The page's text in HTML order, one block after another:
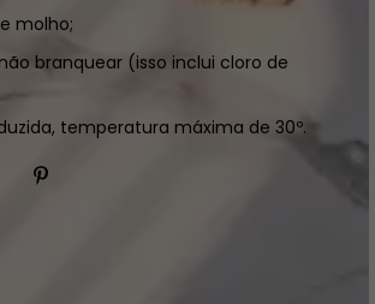
molho;
branquear (isso inclui cloro de
temperatura máxima de 30º.